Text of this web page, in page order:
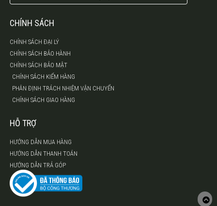
CHÍNH SÁCH
CHÍNH SÁCH ĐẠI LÝ
CHÍNH SÁCH BẢO HÀNH
CHÍNH SÁCH BẢO MẬT
CHÍNH SÁCH KIỂM HÀNG
PHÂN ĐỊNH TRÁCH NHIỆM VẬN CHUYỂN
CHÍNH SÁCH GIAO HÀNG
HỖ TRỢ
HƯỚNG DẪN MUA HÀNG
HƯỚNG DẪN THANH TOÁN
HƯỚNG DẪN TRẢ GÓP